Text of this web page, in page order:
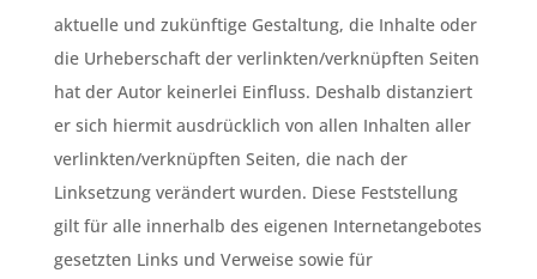
aktuelle und zukünftige Gestaltung, die Inhalte oder
die Urheberschaft der verlinkten/verknüpften Seiten
hat der Autor keinerlei Einfluss. Deshalb distanziert
er sich hiermit ausdrücklich von allen Inhalten aller
verlinkten/verknüpften Seiten, die nach der
Linksetzung verändert wurden. Diese Feststellung
gilt für alle innerhalb des eigenen Internetangebotes
gesetzten Links und Verweise sowie für